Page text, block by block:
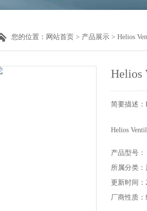
您的位置： 网站首页 > 产品展示 > Helios
Helios
简要描述：
Helios
产品型号：
所属分类：
更新时间：
厂商性质